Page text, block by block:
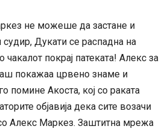
не можеше да застане и
Дукати се распадна на
покрај патеката! Алекс за
покажаа црвено знаме и
Акоста, кој со раката
објавија дека сите возачи
Алекс Маркез. Заштитна мрежа